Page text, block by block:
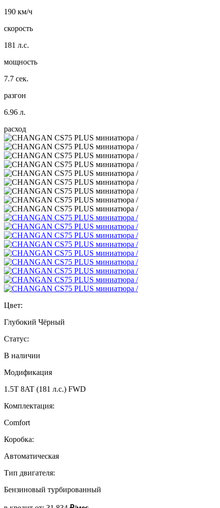
190 км/ч
скорость
181 л.с.
мощность
7.7 сек.
разгон
6.96 л.
расход
Цвет:
Глубокий Чёрный
Статус:
В наличии
Модификация
1.5T 8AT (181 л.с.) FWD
Комплектация:
Comfort
Коробка:
Автоматическая
Тип двигателя:
Бензиновый турбированный